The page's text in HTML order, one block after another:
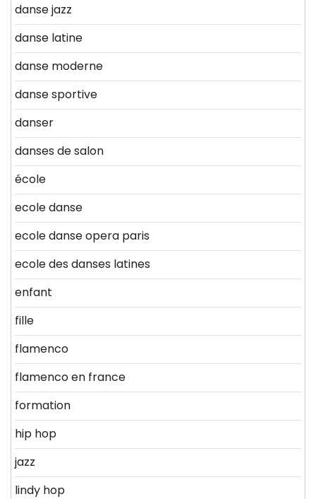
danse jazz
danse latine
danse moderne
danse sportive
danser
danses de salon
école
ecole danse
ecole danse opera paris
ecole des danses latines
enfant
fille
flamenco
flamenco en france
formation
hip hop
jazz
lindy hop